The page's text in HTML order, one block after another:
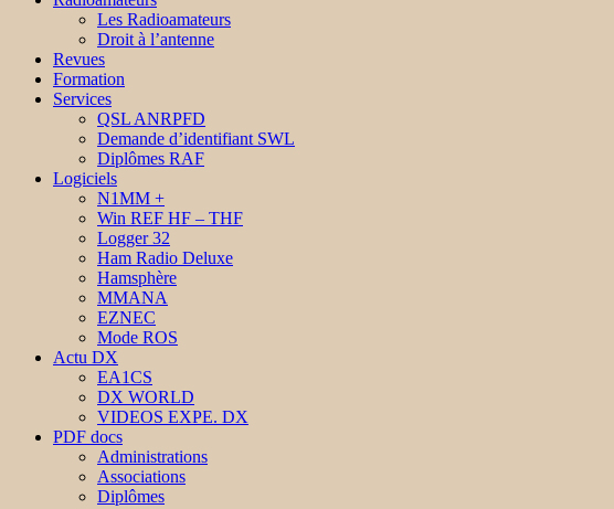
Les Radioamateurs
Droit à l’antenne
Revues
Formation
Services
QSL ANRPFD
Demande d’identifiant SWL
Diplômes RAF
Logiciels
N1MM +
Win REF HF – THF
Logger 32
Ham Radio Deluxe
Hamsphère
MMANA
EZNEC
Mode ROS
Actu DX
EA1CS
DX WORLD
VIDEOS EXPE. DX
PDF docs
Administrations
Associations
Diplômes